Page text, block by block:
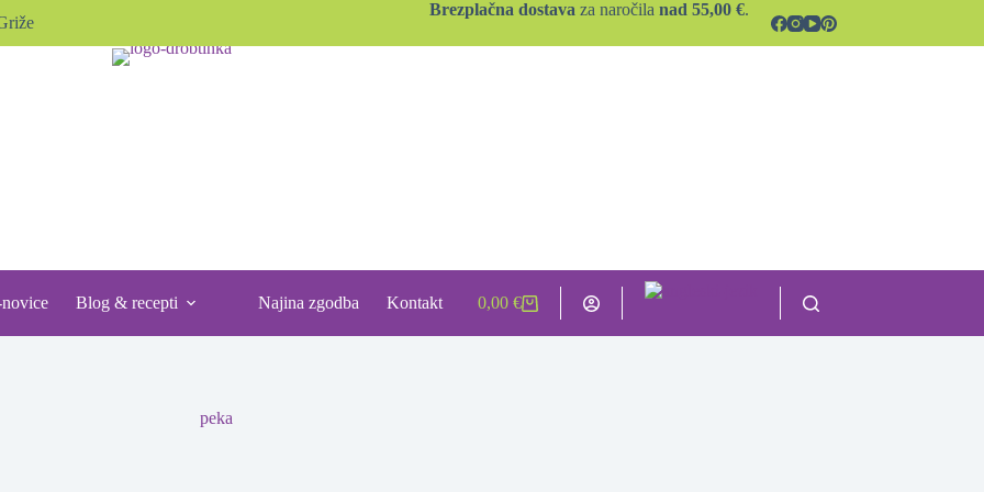
Brezplačna dostava za naročila nad 55,00 €.
Blog & recepti Najina zgodba Kontakt
Shopping
0,00€
peka